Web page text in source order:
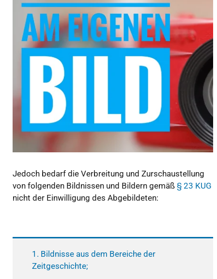
Jedoch bedarf die Verbreitung und Zurschaustellung
von folgenden Bildnissen und Bildern gemäß § 23 KUG
nicht der Einwilligung des Abgebildeten:
1. Bildnisse aus dem Bereiche der
Zeitgeschichte;